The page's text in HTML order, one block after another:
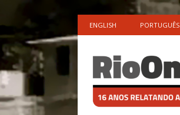
ENGLISH PORTUGUÊS